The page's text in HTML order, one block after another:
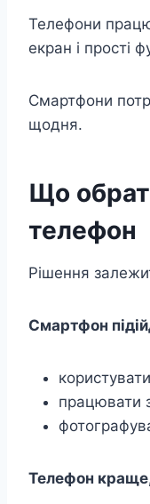
Телефони
екран і прості
Смартфони
щодня.
Що
телефон
Рішення
Смартфон
працювати
Телефон